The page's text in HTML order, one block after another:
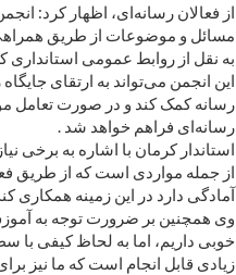
از فعالان رسانه‌ای، اظهار کرد:
مسائل و موضوعات از طریق
به نقل از روابط عمومی
این انجمن می‌تواند به ارتقای
رسانه کمک کند و در صورت تعامل
رسانه‌ای فراهم خواهد شد .
استاندار کرمان با اشاره به برخی
از جمله مواردی است که از طریق
آمادگی دارد در این زمینه همکاری
وی همچنین بر ضرورت توجه به
خوبی داریم، اما به لحاظ کیفی با
زیادی قابل انجام است که ما نیز